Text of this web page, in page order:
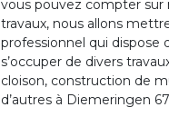
vous pouvez compter sur
travaux, nous allons
professionnel qui dispose
s’occuper de divers
cloison, construction de
d’autres à Diemeringen